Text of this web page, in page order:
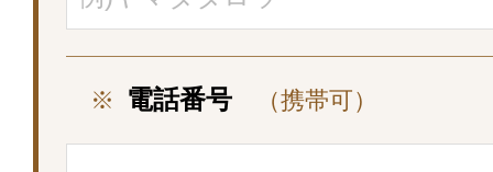
※ 電話番号（携帯可）